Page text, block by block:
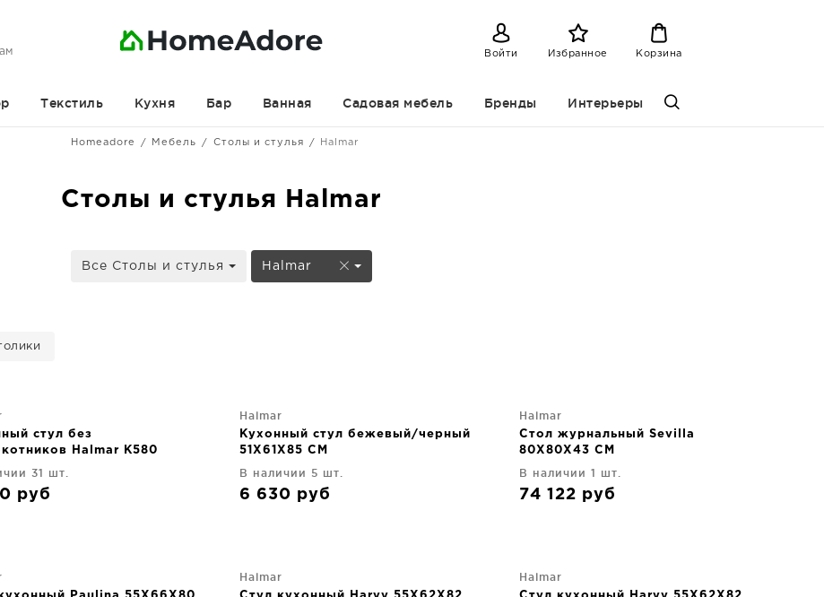
Войти Избранное Корзина
Текстиль Кухня Бар Ванная Садовая мебель Бренды Интерьеры
Homeadore Мебель Столы и стулья Halmar
Столы и стулья Halmar
Все Столы и стулья Halmar
стул без
Halmar K580
31 шт.
руб
Halmar
Кухонный стул бежевый/черный
51X61X85 CM
В наличии 5 шт.
6 630 руб
Halmar
Стол журнальный Sevilla
80X80X43 CM
В наличии 1 шт.
74 122 руб
Halmar Halmar